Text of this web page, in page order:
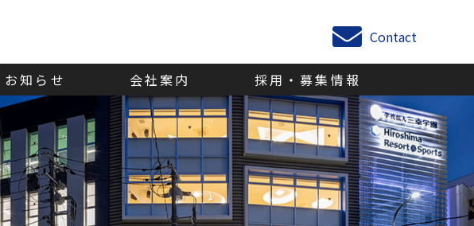
Contact
お知らせ 会社案内 採用・募集情報